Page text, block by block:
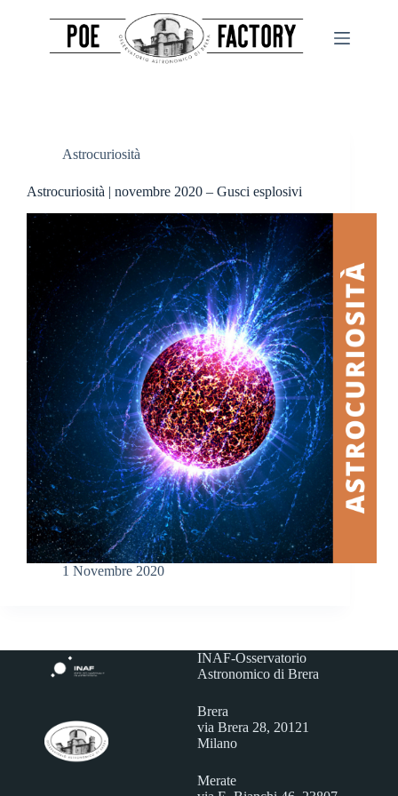
Astrocuriosità
Astrocuriosità | novembre 2020 – Gusci esplosivi
1 Novembre 2020
INAF-Osservatorio
Astronomico di Brera
Brera
via Brera 28, 20121
Milano
Merate